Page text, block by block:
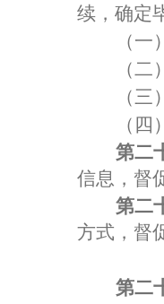
续，确定
（
（
（
（
第二
信息，督
第二
方式，督
第二